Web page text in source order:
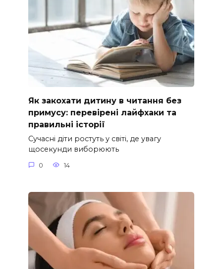
Як закохати дитину в читання без
примусу: перевірені лайфхаки та
правильні історії
Сучасні діти ростуть у світі, де увагу
щосекунди виборюють
0 14